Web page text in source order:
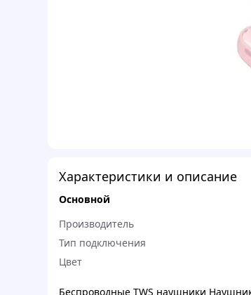
Характеристики и описание
Основной
Производитель
Тип подключения
Цвет
Беспроводные TWS наушники